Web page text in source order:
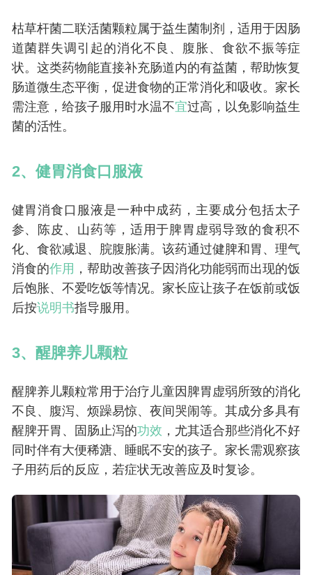
枯草杆菌二联活菌颗粒属于益生菌制剂，适用于因肠
道菌群失调引起的消化不良、腹胀、食欲不振等症
状。这类药物能直接补充肠道内的有益菌，帮助恢复
肠道微生态平衡，促进食物的正常消化和吸收。家长
需注意，给孩子服用时水温不宜过高，以免影响益生
菌的活性。
2、健胃消食口服液
健胃消食口服液是一种中成药，主要成分包括太子
参、陈皮、山药等，适用于脾胃虚弱导致的食积不
化、食欲减退、脘腹胀满。该药通过健脾和胃、理气
消食的作用 ，帮助改善孩子因消化功能弱而出现的饭
后饱胀、不爱吃饭等情况。家长应让孩子在饭前或饭
后按说明书指导服用。
3、醒脾养儿颗粒
醒脾养儿颗粒常用于治疗儿童因脾胃虚弱所致的消化
不良、腹泻、烦躁易惊、夜间哭闹等。其成分多具有
醒脾开胃、固肠止泻的功效 ，尤其适合那些消化不好
同时伴有大便稀溏、睡眠不安的孩子。家长需观察孩
子用药后的反应，若症状无改善应及时复诊。